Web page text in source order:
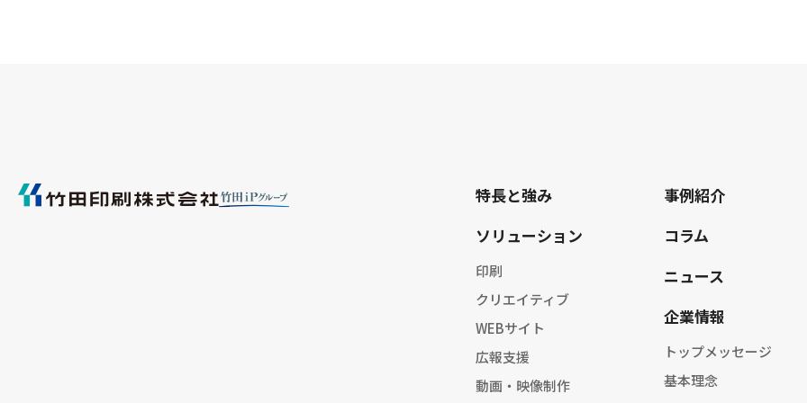
特長と強み
ソリューション
印刷
クリエイティブ
WEBサイト
広報支援
動画・映像制作
事例紹介
コラム
ニュース
企業情報
トップメッセージ
基本理念